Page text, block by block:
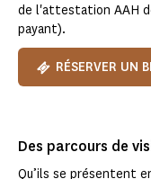
de l'attestation AAH
payant).
RÉSERVER UN
Des parcours de
Qu’ils se présentent